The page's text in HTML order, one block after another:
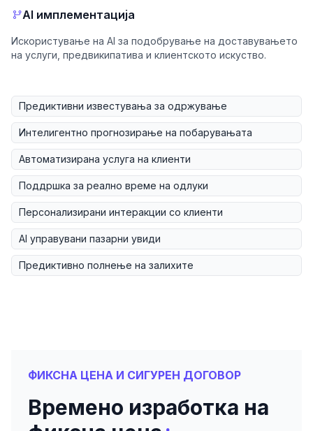
AI имплементација
Искористување на AI за подобрување на доставувањето
на услуги, предвикипатива и клиентското искуство.
Предиктивни известувања за одржување
Интелигентно прогнозирање на побарувањата
Автоматизирана услуга на клиенти
Поддршка за реално време на одлуки
Персонализирани интеракции со клиенти
AI управувани пазарни увиди
Предиктивно полнење на залихите
ФИКСНА ЦЕНА И СИГУРЕН ДОГОВОР
Времено изработка на